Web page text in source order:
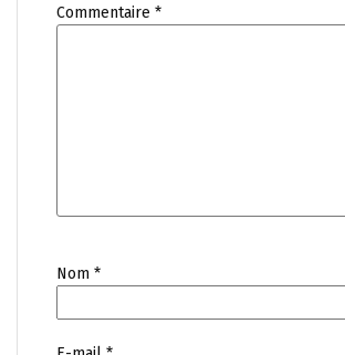
Commentaire *
Nom *